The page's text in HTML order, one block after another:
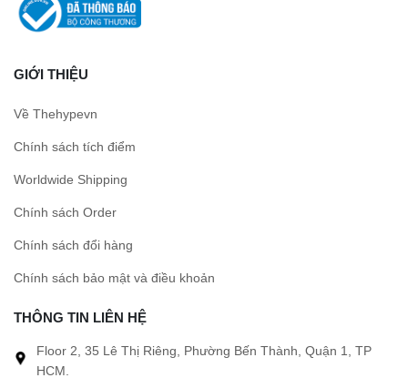
GIỚI THIỆU
Về Thehypevn
Chính sách tích điểm
Worldwide Shipping
Chính sách Order
Chính sách đổi hàng
Chính sách bảo mật và điều khoản
THÔNG TIN LIÊN HỆ
Floor 2, 35 Lê Thị Riêng, Phường Bến Thành, Quận 1, TP
HCM.